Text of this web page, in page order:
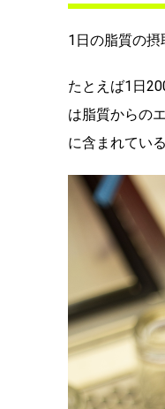
1日の脂質の摂
たとえば1日
は脂質からの
に含まれてい